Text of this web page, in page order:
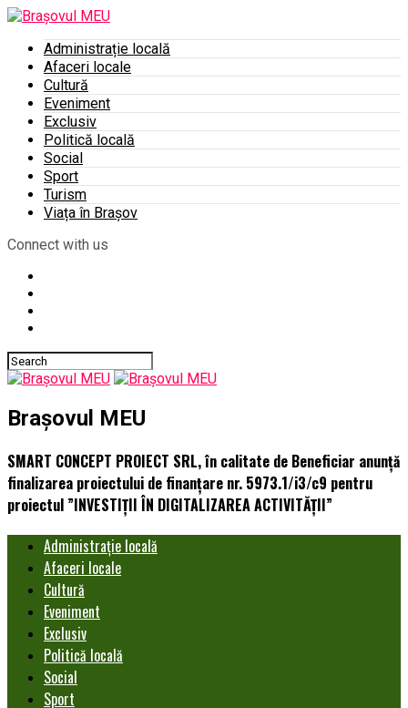
Administrație locală
Afaceri locale
Cultură
Eveniment
Exclusiv
Politică locală
Social
Sport
Turism
Viața în Brașov
Connect with us
Brașovul MEU
SMART CONCEPT PROIECT SRL, în calitate de Beneficiar anunță
finalizarea proiectului de finanțare nr. 5973.1/i3/c9 pentru
proiectul ”INVESTIȚII ÎN DIGITALIZAREA ACTIVITĂȚII”
Administrație locală
Afaceri locale
Cultură
Eveniment
Exclusiv
Politică locală
Social
Sport